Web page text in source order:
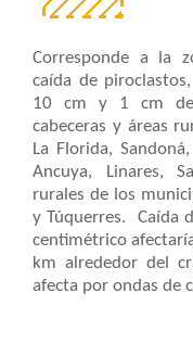
Corresponde a la
caída de
10 cm y 1 cm de
cabeceras y áreas
La Florida,
Ancuya, Linares,
rurales de los
y Túquerres. Caída
centimétrico
km alrededor del
afecta por ondas de